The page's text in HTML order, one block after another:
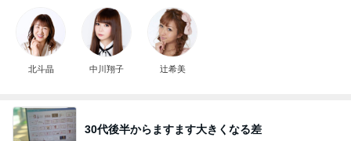
北斗晶 中川翔子 辻希美
30代後半からますます大きくなる差